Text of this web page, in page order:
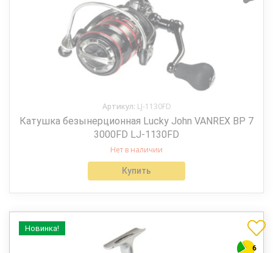
Артикул: LJ-1130FD
Катушка безынерционная Lucky John VANREX BP 7
3000FD LJ-1130FD
Нет в наличии
Купить
Новинка!